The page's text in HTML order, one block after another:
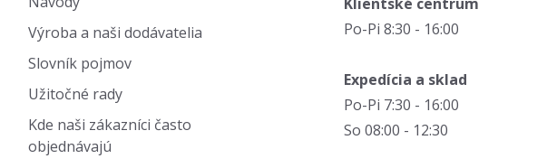
Výroba a naši dodávatelia
Slovník pojmov
Užitočné rady
Kde naši zákazníci často
objednávajú
Po-Pi 8:30 - 16:00
Expedícia a sklad
Po-Pi 7:30 - 16:00
So 08:00 - 12:30